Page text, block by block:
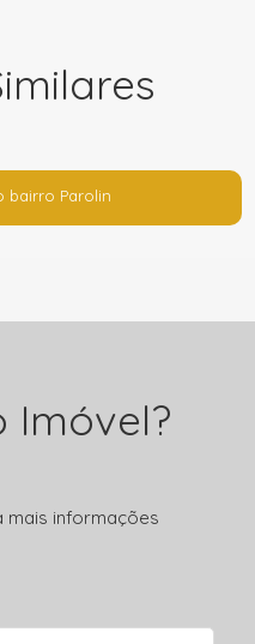
bairro Parolin
Imóvel?
mais informações